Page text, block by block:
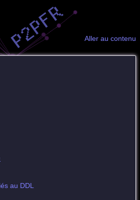
Aller au contenu
au DDL